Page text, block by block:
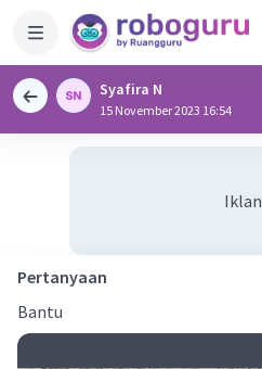
Syafira N
15 November 2023 16:54
Iklan
Pertanyaan
Bantu